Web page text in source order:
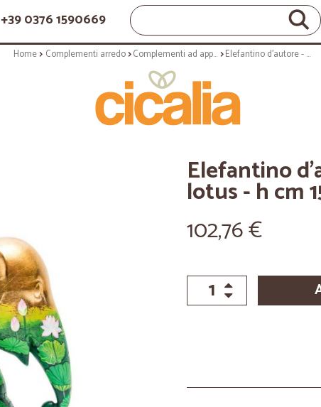
+39 0376 1590669
Home Complementi arredo Complementi ad appoggio Elefantino d'autore - arte golden lotus - h cm 15 - statuetta solidale
Elefantino
lotus - h cm
102,76 €